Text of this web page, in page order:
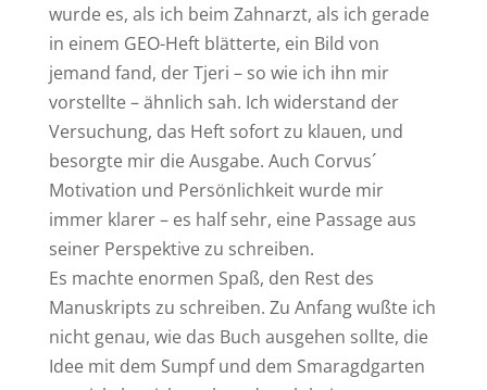
wurde es, als ich beim Zahnarzt, als ich gerade
in einem GEO-Heft blätterte, ein Bild von
jemand fand, der Tjeri – so wie ich ihn mir
vorstellte – ähnlich sah. Ich widerstand der
Versuchung, das Heft sofort zu klauen, und
besorgte mir die Ausgabe. Auch Corvus´
Motivation und Persönlichkeit wurde mir
immer klarer – es half sehr, eine Passage aus
seiner Perspektive zu schreiben.
Es machte enormen Spaß, den Rest des
Manuskripts zu schreiben. Zu Anfang wußte ich
nicht genau, wie das Buch ausgehen sollte, die
Idee mit dem Sumpf und dem Smaragdgarten